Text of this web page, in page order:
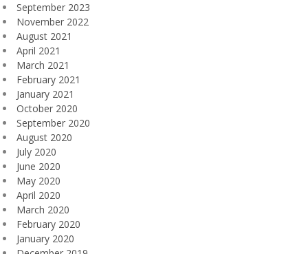
September 2023
November 2022
August 2021
April 2021
March 2021
February 2021
January 2021
October 2020
September 2020
August 2020
July 2020
June 2020
May 2020
April 2020
March 2020
February 2020
January 2020